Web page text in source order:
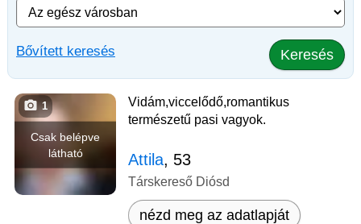
Bővített keresés Keresés
Csak belépve
látható
1
Vidám,viccelődő,romantikus
természetű pasi vagyok.
Attila, 53
Társkereső Diósd
nézd meg az adatlapját